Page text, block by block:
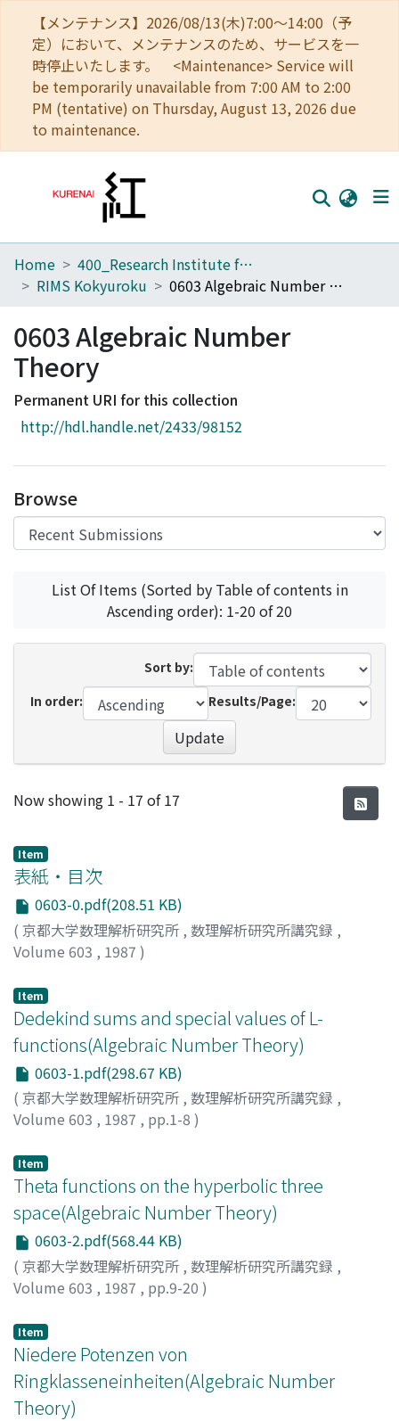
【メンテナンス】2026/08/13(木)7:00～14:00（予
定）において、メンテナンスのため、サービスを一
時停止いたします。 <Maintenance> Service will
be temporarily unavailable from 7:00 AM to 2:00
PM (tentative) on Thursday, August 13, 2026 due
to maintenance.
Home
Browse
Download Ranking
Access Statistics
Home
400_Research Institute for Mathematical Sciences
RIMS Kokyuroku
0603 Algebraic Number Theory
0603 Algebraic Number
Theory
Permanent URI for this collection
http://hdl.handle.net/2433/98152
Browse
List Of Items (Sorted by Table of contents in
Ascending order): 1-20 of 20
Sort by:
In order:
Results/Page:
Update
Recent Submissions
Now showing 1 - 17 of 17
Item
表紙・目次
0603-0.pdf(208.51 KB)
( 京都大学数理解析研究所 , 数理解析研究所講究録 ,
Volume 603 , 1987 )
Item
Dedekind sums and special values of L-
functions(Algebraic Number Theory)
0603-1.pdf(298.67 KB)
( 京都大学数理解析研究所 , 数理解析研究所講究録 ,
Volume 603 , 1987 , pp.1-8 )
Item
Theta functions on the hyperbolic three
space(Algebraic Number Theory)
0603-2.pdf(568.44 KB)
( 京都大学数理解析研究所 , 数理解析研究所講究録 ,
Volume 603 , 1987 , pp.9-20 )
Item
Niedere Potenzen von
Ringklasseneinheiten(Algebraic Number
Theory)